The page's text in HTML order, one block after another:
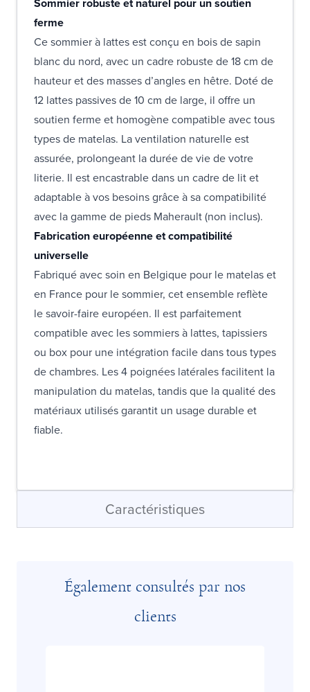
ferme
Ce sommier à lattes est conçu en bois de sapin
blanc du nord, avec un cadre robuste de 18 cm de
hauteur et des masses d’angles en hêtre. Doté de
12 lattes passives de 10 cm de large, il offre un
soutien ferme et homogène compatible avec tous
types de matelas. La ventilation naturelle est
assurée, prolongeant la durée de vie de votre
literie. Il est encastrable dans un cadre de lit et
adaptable à vos besoins grâce à sa compatibilité
avec la gamme de pieds Maherault (non inclus).
Fabrication européenne et compatibilité
universelle
Fabriqué avec soin en Belgique pour le matelas et
en France pour le sommier, cet ensemble reflète
le savoir-faire européen. Il est parfaitement
compatible avec les sommiers à lattes, tapissiers
ou box pour une intégration facile dans tous types
de chambres. Les 4 poignées latérales facilitent la
manipulation du matelas, tandis que la qualité des
matériaux utilisés garantit un usage durable et
fiable.
Caractéristiques
Également consultés par nos
clients